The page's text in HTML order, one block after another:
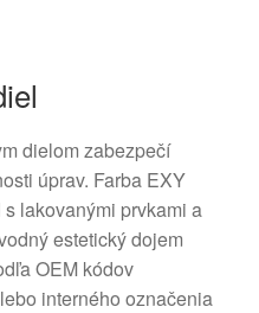
dielom zabezpečí
úprav. Farba EXY
lakovanými prvkami a
estetický dojem
OEM kódov
interného označenia